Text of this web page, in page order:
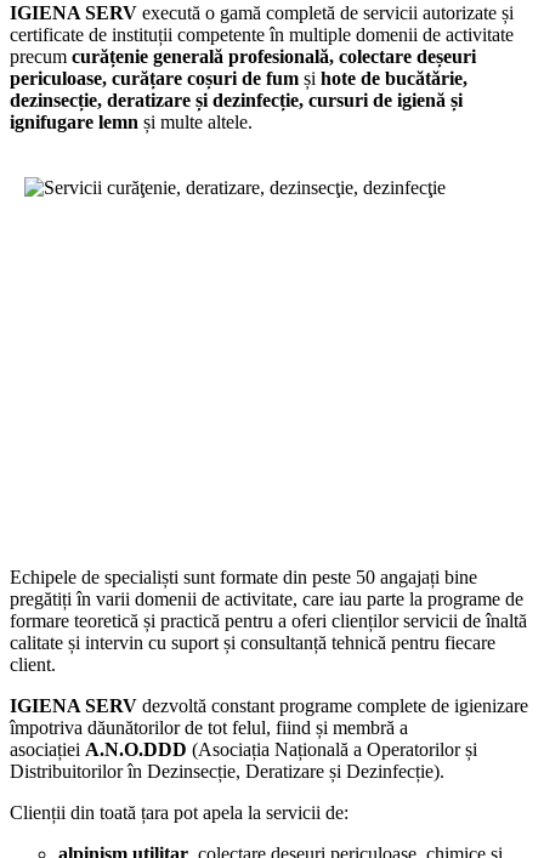
IGIENA SERV execută o gamă completă de servicii autorizate și
certificate de instituții competente în multiple domenii de activitate
precum curățenie generală profesională, colectare deșeuri
periculoase, curățare coșuri de fum și hote de bucătărie,
dezinsecție, deratizare și dezinfecție, cursuri de igienă și
ignifugare lemn și multe altele.
Echipele de specialiști sunt formate din peste 50 angajați bine
pregătiți în varii domenii de activitate, care iau parte la programe de
formare teoretică și practică pentru a oferi clienților servicii de înaltă
calitate și intervin cu suport și consultanță tehnică pentru fiecare
client.
IGIENA SERV dezvoltă constant programe complete de igienizare
împotriva dăunătorilor de tot felul, fiind și membră a
asociației A.N.O.DDD (Asociația Națională a Operatorilor și
Distribuitorilor în Dezinsecție, Deratizare și Dezinfecție).
Clienții din toată țara pot apela la servicii de:
alpinism utilitar , colectare deșeuri periculoase, chimice și